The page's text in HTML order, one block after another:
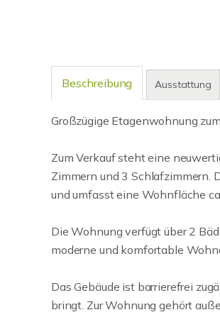
Beschreibung Ausstattung
Großzügige Etagenwohnung
Zum Verkauf steht eine
Zimmern und 3 Schlafzimmern.
und umfasst eine Wohnfläche
Die Wohnung verfügt über 2
moderne und komfortable
Das Gebäude ist barrierefrei
bringt. Zur Wohnung gehört